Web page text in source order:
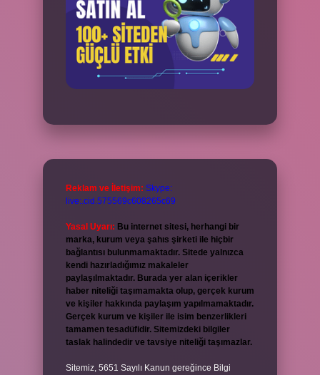
Reklam ve İletişim: Skype:
live:.cid.575569c608265c69
Yasal Uyarı: Bu internet sitesi, herhangi bir
marka, kurum veya şahıs şirketi ile hiçbir
bağlantısı bulunmamaktadır. Sitede yalnızca
kendi hazırladığımız makaleler
paylaşılmaktadır. Burada yer alan içerikler
haber niteliği taşımamakta olup, gerçek kurum
ve kişiler hakkında paylaşım yapılmamaktadır.
Gerçek kurum ve kişiler ile isim benzerlikleri
tamamen tesadüfidir. Sitemizdeki bilgiler
taslak halindedir ve tavsiye niteliği taşımazlar.
Sitemiz, 5651 Sayılı Kanun gereğince Bilgi